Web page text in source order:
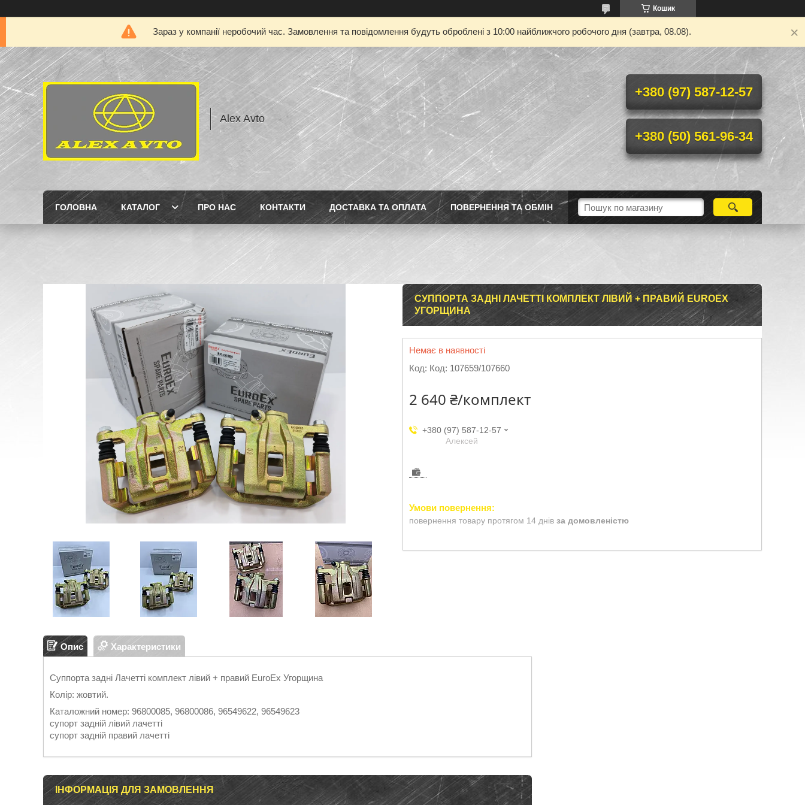
Кошик
Зараз у компанії неробочий час. Замовлення та повідомлення будуть оброблені з 10:00 найближчого робочого дня (завтра, 08.08).
Alex Avto
+380 (97) 587-12-57
+380 (50) 561-96-34
ГОЛОВНА КАТАЛОГ ПРО НАС КОНТАКТИ ДОСТАВКА ТА ОПЛАТА ПОВЕРНЕННЯ ТА ОБМІН
СУППОРТА ЗАДНІ ЛАЧЕТТІ КОМПЛЕКТ ЛІВИЙ + ПРАВИЙ EUROEX
УГОРЩИНА
Немає в наявності
Код: Код: 107659/107660
2 640 ₴/комплект
+380 (97) 587-12-57
Aлексей
повернення товару протягом 14 днів за домовленістю
Опис Характеристики
Суппорта задні Лачетті комплект лівий + правий EuroEx Угорщина
Колір: жовтий.
Каталожний номер: 96800085, 96800086, 96549622, 96549623
супорт задній лівий лачетті
супорт задній правий лачетті
ІНФОРМАЦІЯ ДЛЯ ЗАМОВЛЕННЯ